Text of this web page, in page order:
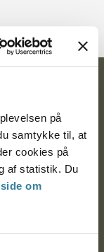
på
samtykke til, at
cookies på
af statistik. Du
om